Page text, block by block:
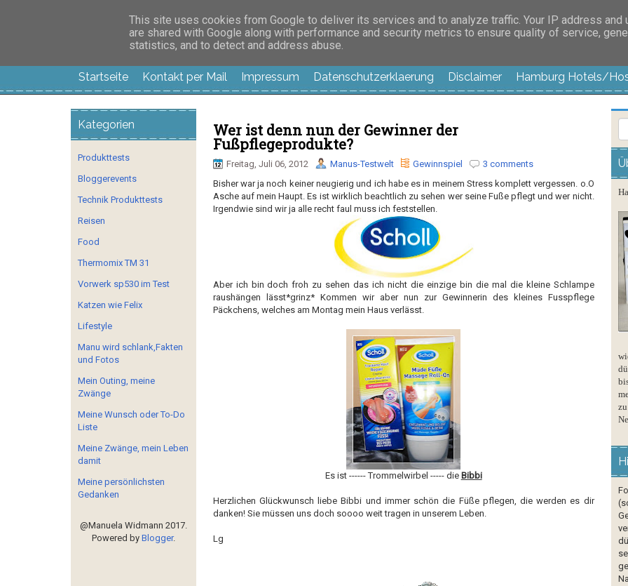
Manus Testwelt, alles außer langweilig
Startseite Kontakt per Mail Impressum Datenschutzerklaerung Disclaimer Hamburg Hotels/
Wer ist denn nun der Gewinner der
Fußpflegeprodukte?
Freitag, Juli 06, 2012 Manus-Testwelt Gewinnspiel
3 comments
Bisher war ja noch keiner neugierig und ich habe es in meinem Stress komplett vergessen. o.O
Asche auf mein Haupt. Es ist wirklich beachtlich zu sehen wer seine Fuße pflegt und wer nicht.
Irgendwie sind wir ja alle recht faul muss ich feststellen.
Aber ich bin doch froh zu sehen das ich nicht die einzige bin die mal die kleine Schlampe
raushängen lässt*grinz* Kommen wir aber nun zur Gewinnerin des kleines Fusspflege
Päckchens, welches am Montag mein Haus verlässt.
Es ist ------ Trommelwirbel ----- die Bibbi
Herzlichen Glückwunsch liebe Bibbi und immer schön die Füße pflegen, die werden es dir
danken! Sie müssen uns doch soooo weit tragen in unserem Leben.
Lg
Kategorien
Produkttests
Bloggerevents
Technik Produkttests
Reisen
Food
Thermomix TM 31
Vorwerk sp530 im Test
Katzen wie Felix
Lifestyle
Manu wird schlank,Fakten
und Fotos
Mein Outing, meine
Zwänge
Meine Wunsch oder To-Do
Liste
Meine Zwänge, mein Leben
damit
Meine persönlichsten
Gedanken
@Manuela Widmann 2017.
Powered by Blogger.
This site uses cookies from Google to deliver its services and to analyze traffic. Your IP address and
are shared with Google along with performance and security metrics to ensure quality of service,
statistics, and to detect and address abuse.